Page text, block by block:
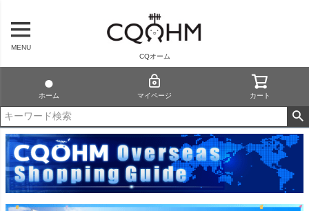
MENU
CQオーム
ホーム マイページ カート